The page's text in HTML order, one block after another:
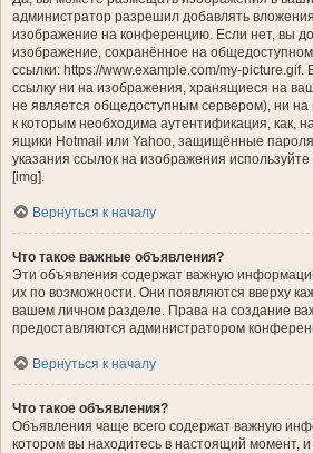
администратор разрешил добавлять
изображение на конференцию. Если нет, вы
изображение, сохранённое на
ссылки: https://www.example.com/my-picture.gif.
ссылку ни на изображения, хранящиеся на
не является общедоступным сервером), ни
к которым необходима аутентификация, как,
ящики Hotmail или Yahoo, защищённые
указания ссылок на изображения
[img].
Вернуться к началу
Что такое важные объявления?
Эти объявления содержат важную
их по возможности. Они появляются вверху
вашем личном разделе. Права на создание
предоставляются администратором
Вернуться к началу
Что такое объявления?
Объявления чаще всего содержат важную
котором вы находитесь в настоящий момент,